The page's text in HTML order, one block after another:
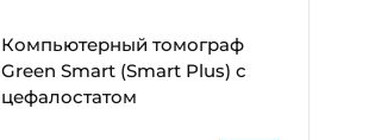
Компьютерный томограф
Green Smart (Smart Plus) с
цефалостатом